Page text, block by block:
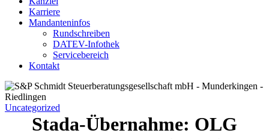
Karriere
Mandanteninfos
Rundschreiben
DATEV-Infothek
Servicebereich
Kontakt
Uncategorized
Stada-Übernahme: OLG